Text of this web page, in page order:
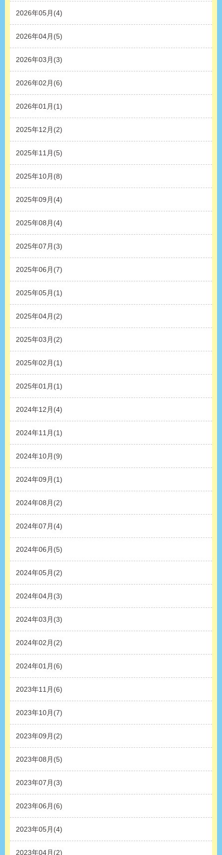
2026年05月(4)
2026年04月(5)
2026年03月(3)
2026年02月(6)
2026年01月(1)
2025年12月(2)
2025年11月(5)
2025年10月(8)
2025年09月(4)
2025年08月(4)
2025年07月(3)
2025年06月(7)
2025年05月(1)
2025年04月(2)
2025年03月(2)
2025年02月(1)
2025年01月(1)
2024年12月(4)
2024年11月(1)
2024年10月(9)
2024年09月(1)
2024年08月(2)
2024年07月(4)
2024年06月(5)
2024年05月(2)
2024年04月(3)
2024年03月(3)
2024年02月(2)
2024年01月(6)
2023年11月(6)
2023年10月(7)
2023年09月(2)
2023年08月(5)
2023年07月(3)
2023年06月(6)
2023年05月(4)
2023年04月(2)